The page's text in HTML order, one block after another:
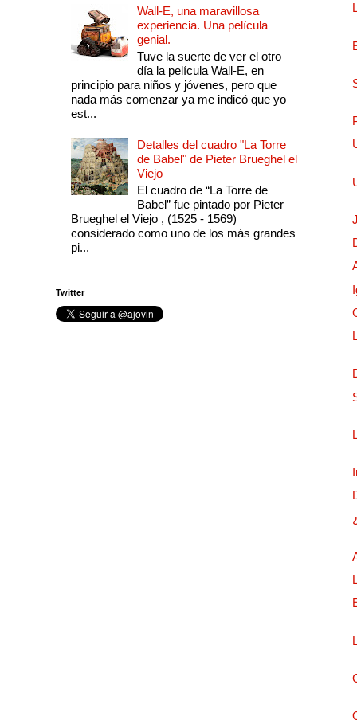
Wall-E, una maravillosa
experiencia. Una película
genial.
Tuve la suerte de ver el otro
día la película Wall-E, en
principio para niños y jóvenes, pero que
nada más comenzar ya me indicó que yo
est...
Detalles del cuadro "La Torre
de Babel" de Pieter Brueghel el
Viejo
El cuadro de “La Torre de
Babel” fue pintado por Pieter
Brueghel el Viejo , (1525 - 1569)
considerado como uno de los más grandes
pi...
Twitter